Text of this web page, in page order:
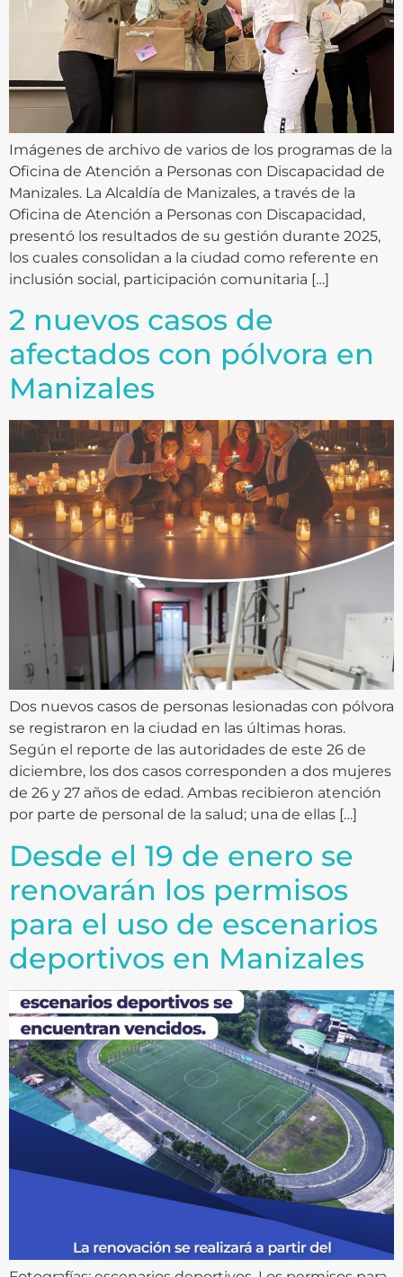
Imágenes de archivo de varios de los programas de la
Oficina de Atención a Personas con Discapacidad de
Manizales. La Alcaldía de Manizales, a través de la
Oficina de Atención a Personas con Discapacidad,
presentó los resultados de su gestión durante 2025,
los cuales consolidan a la ciudad como referente en
inclusión social, participación comunitaria […]
2 nuevos casos de
afectados con pólvora en
Manizales
Dos nuevos casos de personas lesionadas con pólvora
se registraron en la ciudad en las últimas horas.
Según el reporte de las autoridades de este 26 de
diciembre, los dos casos corresponden a dos mujeres
de 26 y 27 años de edad. Ambas recibieron atención
por parte de personal de la salud; una de ellas […]
Desde el 19 de enero se
renovarán los permisos
para el uso de escenarios
deportivos en Manizales